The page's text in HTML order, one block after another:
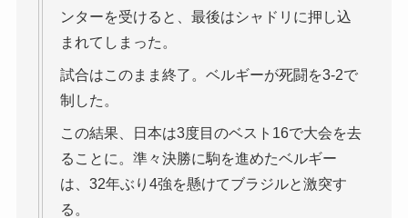
ンターを受けると、最後はシャドリに押し込
まれてしまった。
試合はこのまま終了。ベルギーが死闘を3-2で
制した。
この結果、日本は3度目のベスト16で大会を去
ることに。準々決勝に駒を進めたベルギー
は、32年ぶり4強を懸けてブラジルと激突す
る。